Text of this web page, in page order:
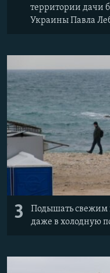
территории дачи
Украины Павла
3
Подышать свежим
даже в холодную